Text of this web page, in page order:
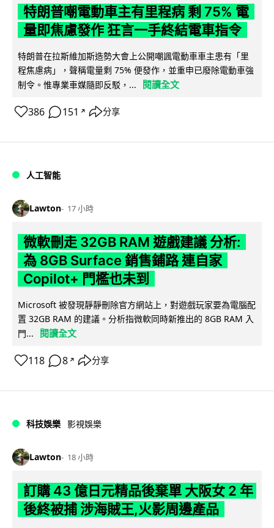
特朗普嘲電動車主有里程病 剩 75% 電
量即焦慮發作 狂言一手終結電車指令
特朗普在拉斯維加斯造勢大會上公開嘲諷電動車車主患有「里
程焦慮病」，聲稱電量剩 75% 便發作，並重申已廢除電動車強
制令。惟專業車媒隨即反駁，...
閱讀全文
386 151 ↗ 分享
人工智能
Lawton 17 小時
微軟刪走 32GB RAM 遊戲建議 分析:
為 8GB Surface 銷售鋪路 連自家
Copilot+ 門檻也未到
Microsoft 被發現靜靜刪除官方網站上，對遊戲玩家要為電腦配
置 32GB RAM 的建議。分析指微軟同時新推出的 8GB RAM 入
門...
閱讀全文
118 8 ↗ 分享
科技娛樂 影視娛樂
Lawton 18 小時
訂購 43 億日元精品後棄單 大阪女 2 年
後終被捕 涉海賊王,火影周邊產品